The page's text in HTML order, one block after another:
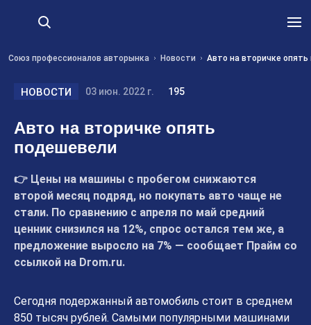
Союз профессионалов авторынка Новости Авто на вторичке
НОВОСТИ 03 июн. 2022 г. 195
Авто на вторичке опять
подешевели
👉 Цены на машины с пробегом снижаются
второй месяц подряд, но покупать авто чаще не
стали. По сравнению с апреля по май средний
ценник снизился на 12%, спрос остался тем же, а
предложение выросло на 7% — сообщает Прайм со
ссылкой на Drom.ru.
Сегодня подержанный автомобиль стоит в среднем
850 тысяч рублей. Самыми популярными машинами